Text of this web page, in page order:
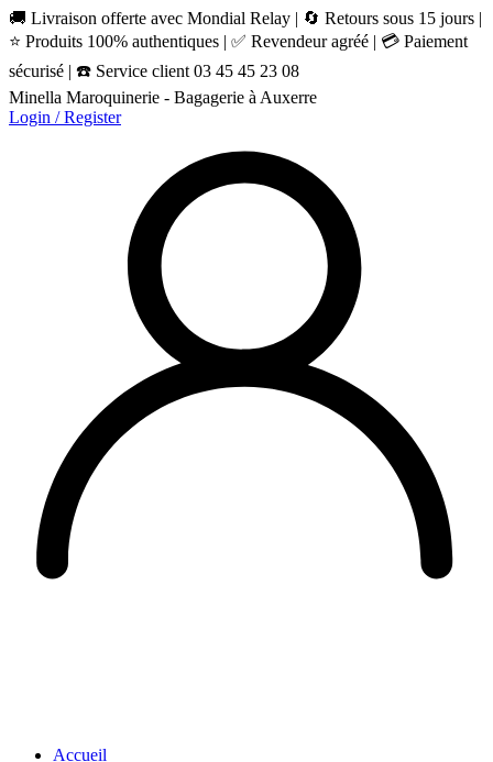
🚚 Livraison offerte avec Mondial Relay | 🔄 Retours sous 15 jours |
⭐ Produits 100% authentiques | ✅ Revendeur agréé | 💳 Paiement
sécurisé | ☎️ Service client 03 45 45 23 08
Minella Maroquinerie - Bagagerie à Auxerre
Login / Register
Accueil